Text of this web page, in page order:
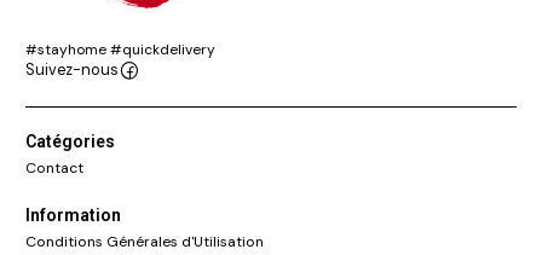
#stayhome #quickdelivery
Suivez-nous
Catégories
Contact
Information
Conditions Générales d'Utilisation